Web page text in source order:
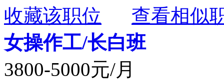
收藏该职位
查看相似
女操作工/长白班
3800-5000元/月